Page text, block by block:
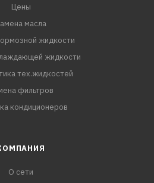
Цены
масла
жидкости
жидкости
тех.жидкостей
фильтров
кондиционеров
О сети